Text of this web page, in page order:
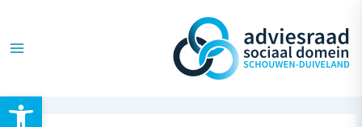
Toolbar openen
de
inhoud
Menu